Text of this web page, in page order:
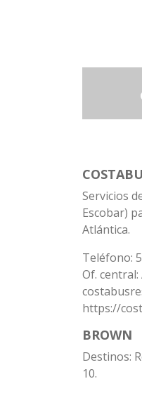
Servicios
Escobar)
Atlántica.
Teléfono:
Of. central:
https://
BROWN
Destinos:
10.